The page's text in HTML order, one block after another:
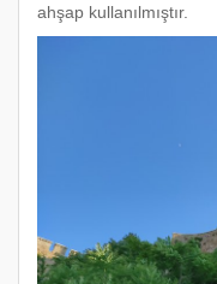
ahşap kullanılmıştır.